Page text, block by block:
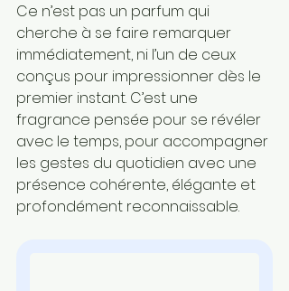
Ce n’est pas un parfum qui
cherche à se faire remarquer
immédiatement, ni l’un de ceux
conçus pour impressionner dès le
premier instant. C’est une
fragrance pensée pour se révéler
avec le temps, pour accompagner
les gestes du quotidien avec une
présence cohérente, élégante et
profondément reconnaissable.